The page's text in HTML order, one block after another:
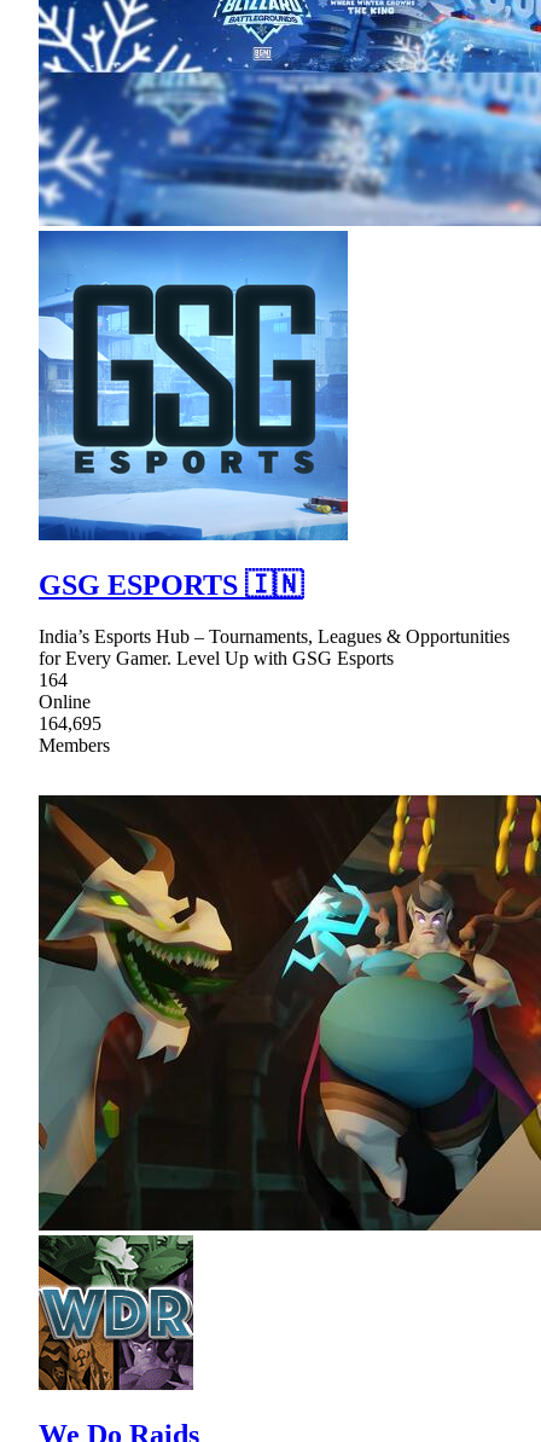
GSG ESPORTS 🇮🇳
India’s Esports Hub – Tournaments, Leagues & Opportunities
for Every Gamer. Level Up with GSG Esports
164
Online
164,695
Members
We Do Raids